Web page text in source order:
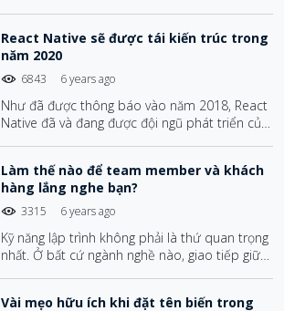
toàn có thể áp dụng vào bất cứ công việc
hoặc ngành nghề nào.
React Native sẽ được tái kiến trúc trong
năm 2020
6843 6 years ago
Như đã được thông báo vào năm 2018, React
Native đã và đang được đội ngũ phát triển của
một số vấn đề phổ biến mà các nhà phát triển
đã gặp phải trong vài năm qua.
Làm thế nào để team member và khách
hàng lắng nghe bạn?
3315 6 years ago
Kỹ năng lập trình không phải là thứ quan trọng
nhất. Ở bất cứ ngành nghề nào, giao tiếp giữa
Vài mẹo hữu ích khi đặt tên biến trong